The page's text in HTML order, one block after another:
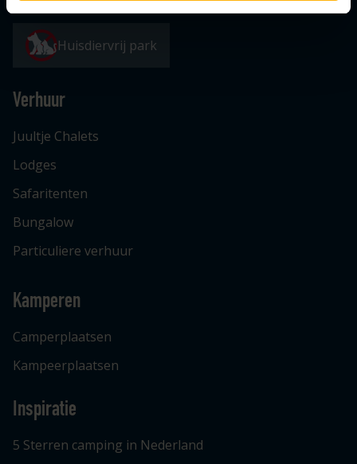
Huisdiervrij park
Verhuur
Juultje Chalets
Lodges
Safaritenten
Bungalow
Particuliere verhuur
Kamperen
Camperplaatsen
Kampeerplaatsen
Inspiratie
5 Sterren camping in Nederland